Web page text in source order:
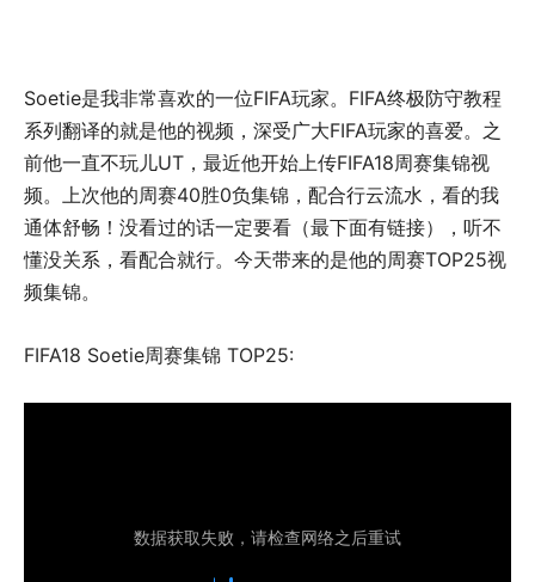
Soetie是我非常喜欢的一位FIFA玩家。FIFA终极防守教程
系列翻译的就是他的视频，深受广大FIFA玩家的喜爱。之
前他一直不玩儿UT，最近他开始上传FIFA18周赛集锦视
频。上次他的周赛40胜0负集锦，配合行云流水，看的我
通体舒畅！没看过的话一定要看（最下面有链接），听不
懂没关系，看配合就行。今天带来的是他的周赛TOP25视
频集锦。
FIFA18 Soetie周赛集锦 TOP25: